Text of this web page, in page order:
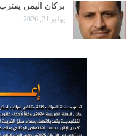
بركان اليمن يقترب
يوليو 21, 2026